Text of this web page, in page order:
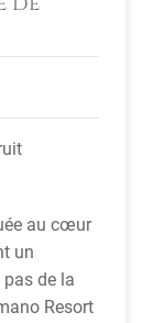
au cœur
un
de la
Resort